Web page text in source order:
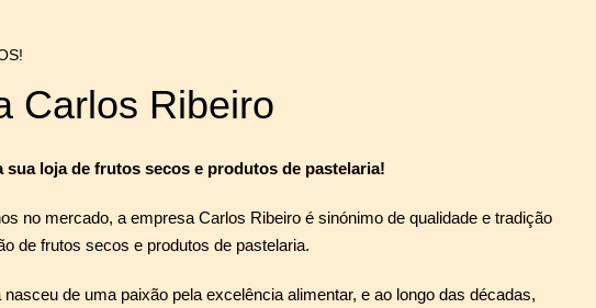
Carlos Ribeiro
sua loja de frutos secos e produtos de pastelaria!
no mercado, a empresa Carlos Ribeiro é sinónimo de qualidade e tradição
de frutos secos e produtos de pastelaria.
de uma paixão pela excelência alimentar, e ao longo das décadas,